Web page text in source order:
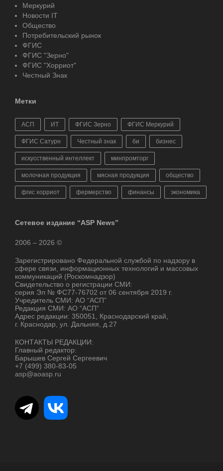
Меркурий
Новости IT
Общество
Потребительский рынок
ФГИС
ФГИС "Зерно"
ФГИС "Хорриот"
Честный Знак
Метки
АСП ИТ ФГИС Зерно ФГИС Меркурий
ФГИС Сатурн Честный знак би бизнес
искусственный интеллект минпромторг
молочная продукция мясная продукция общество
фгис хорриот фермерство финансы экономика
Сетевое издание “ASP News”
2006 – 2026 ©
Зарегистрировано Федеральной службой по надзору в
сфере связи, информационных технологий и массовых
коммуникаций (Роскомнадзор)
Свидетельство о регистрации СМИ:
серия Эл № ФС77-76702 от 06 сентября 2019 г.
Учредитель СМИ: АО “АСП”
Редакция СМИ: АО “АСП”
Адрес редакции: 350051, Краснодарский край,
г. Краснодар, ул. Дальняя, д.27
КОНТАКТЫ РЕДАКЦИИ:
Главный редактор:
Барышев Сергей Сергеевич
+7 (499) 380-83-05
asp@aoasp.ru